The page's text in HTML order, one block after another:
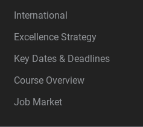
International
Excellence Strategy
Key Dates & Deadlines
Course Overview
Job Market